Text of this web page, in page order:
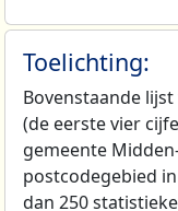
Toelichting:
Bovenstaande
(de eerste vier
gemeente
postcodegebied
dan 250